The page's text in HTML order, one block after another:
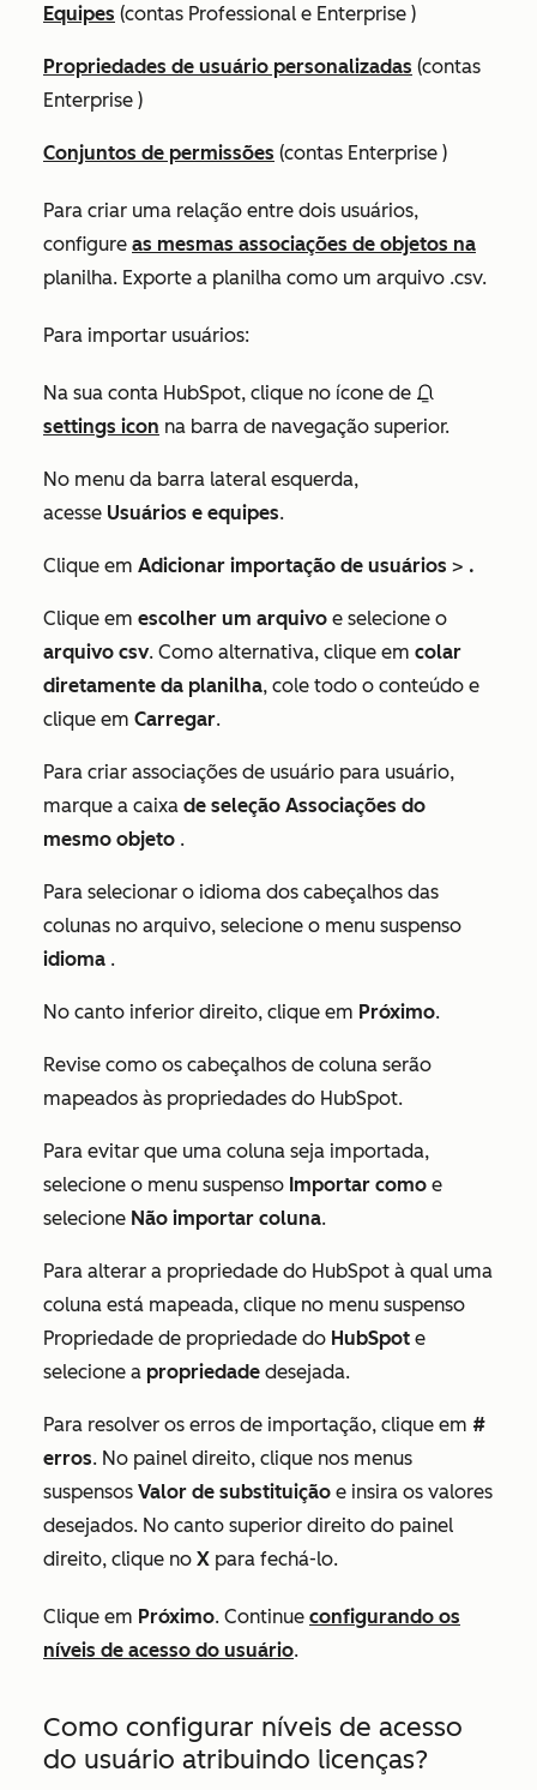
Equipes (contas Professional e Enterprise )
Propriedades de usuário personalizadas (contas
Enterprise )
Conjuntos de permissões (contas Enterprise )
Para criar uma relação entre dois usuários,
configure as mesmas associações de objetos na
planilha. Exporte a planilha como um arquivo .csv.
Para importar usuários:
Na sua conta HubSpot, clique no ícone de
settings icon na barra de navegação superior.
No menu da barra lateral esquerda,
acesse Usuários e equipes.
Clique em Adicionar importação de usuários > .
Clique em escolher um arquivo e selecione o
arquivo csv. Como alternativa, clique em colar
diretamente da planilha, cole todo o conteúdo e
clique em Carregar.
Para criar associações de usuário para usuário,
marque a caixa de seleção Associações do
mesmo objeto .
Para selecionar o idioma dos cabeçalhos das
colunas no arquivo, selecione o menu suspenso
idioma .
No canto inferior direito, clique em Próximo.
Revise como os cabeçalhos de coluna serão
mapeados às propriedades do HubSpot.
Para evitar que uma coluna seja importada,
selecione o menu suspenso Importar como e
selecione Não importar coluna.
Para alterar a propriedade do HubSpot à qual uma
coluna está mapeada, clique no menu suspenso
Propriedade de propriedade do HubSpot e
selecione a propriedade desejada.
Para resolver os erros de importação, clique em #
erros. No painel direito, clique nos menus
suspensos Valor de substituição e insira os valores
desejados. No canto superior direito do painel
direito, clique no X para fechá-lo.
Clique em Próximo. Continue configurando os
níveis de acesso do usuário.
Como configurar níveis de acesso
do usuário atribuindo licenças?